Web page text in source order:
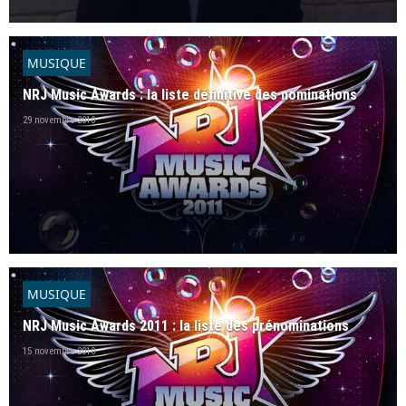
MUSIQUE
NRJ Music Awards : la liste définitive des nominations
29 novembre 2010
MUSIQUE
NRJ Music Awards 2011 : la liste des prénominations
15 novembre 2010